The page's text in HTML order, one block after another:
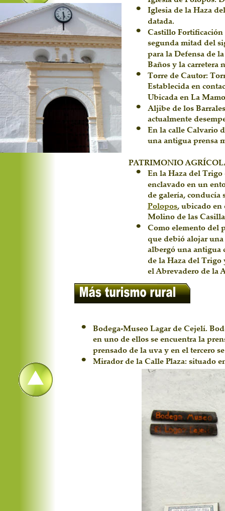
•
Iglesia de la Haza
datada.
•
Castillo
segunda mitad del
para la Defensa de
Baños y la carretera
•
Torre de Cautor:
Establecida en
Ubicada en La
•
Aljibe de los
actualmente
•
En la calle Calvario
una antigua prensa
PATRIMONIO
•
En la Haza del
enclavado en un
de galería, conducía
Polopos, ubicado en
Molino de las
•
Como elemento del
que debió alojar
albergó una antigua
de la Haza del Trigo
el Abrevadero de la
•
Bodega-Museo Lagar de Cejelí.
en uno de ellos se encuentra la
prensado de la uva y en el tercero
• Mirador de la Calle Plaza: situado